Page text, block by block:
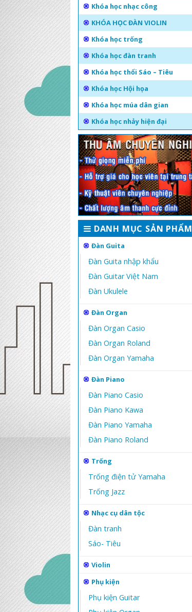
Khóa học nhạc công
KHÓA HỌC ĐÀN VIOLIN
Khóa học trống
Khóa học đàn tranh
Khóa học thổi Sáo – Tiêu
Khóa học Hội họa
Khóa học múa dân gian
Khóa học nhảy hiện đại
DANH MỤC SẢN PHẨM
Đàn Guita
Đàn Guita nhập khẩu
Đàn Guitar Việt Nam
Đàn Ukulele
Đàn Organ
Đàn Organ Casio
Đàn Organ Roland
Đàn Organ Yamaha
Đàn Piano
Đàn Piano Casio
Đàn Piano Kawa
Đàn Piano Yamaha
Đàn Piano Roland
Trống
Trống điện tử Yamaha
Trống Jazz
Nhạc cụ dân tộc
Đàn tranh
Sáo- Tiêu
Violin
Phụ kiện
Phụ kiện Guitar